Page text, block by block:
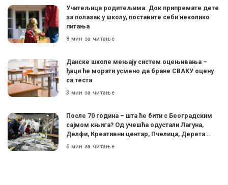
Учитељица родитељима: Док припремате дете
за полазак у школу, поставите себи неколико
питања
8 мин за читање
Данске школе мењају систем оцењивања –
ђаци ће морати усмено да бране СВАКУ оцену
са теста
3 мин за читање
После 70 година – шта ће бити с Београдским
сајмом књига? Од учешћа одустали Лагуна,
Делфи, Креативни центар, Пчелица, Дерета…
6 мин за читање